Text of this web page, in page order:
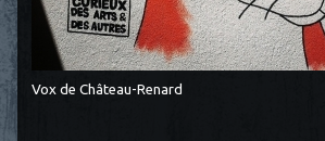
Vox de Château-Renard